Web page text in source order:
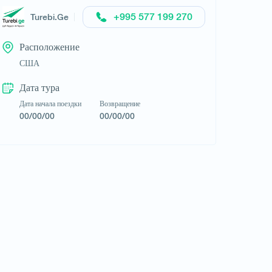
Turebi.Ge +995 577 199 270
Расположение
США
Дата тура
Дата начала поездки
00/00/00
Возвращение
00/00/00